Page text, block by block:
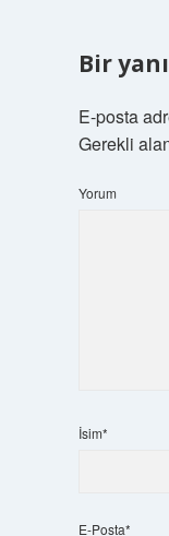
Bir
E-posta
Gerekli
Yorum
İsim*
E-Posta*